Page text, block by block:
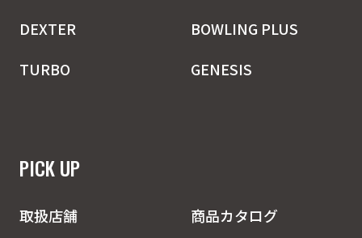
DEXTER
BOWLING PLUS
TURBO
GENESIS
PICK UP
取扱店舗
商品カタログ